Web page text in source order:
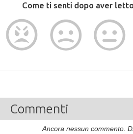
Come ti senti dopo aver
Commenti
Ancora nessun commento.